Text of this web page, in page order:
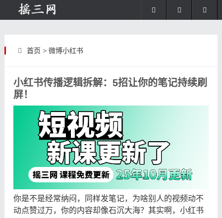
首页 > 微博小红书
小红书传播逻辑拆解：5招让你的笔记持续刷
屏！
你是不是经常纳闷，同样发笔记，为啥别人的视频动不
动点赞过万，你的内容却像石沉大海？其实啊，小红书